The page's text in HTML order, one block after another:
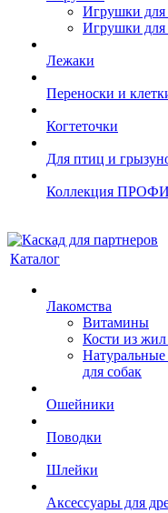
Игрушки для
Игрушки для
Лежаки
Переноски и
Когтеточки
Для птиц и
Коллекция ПРОФИ
Каталог
Лакомства
Витамины
Кости из жил
Натуральные
для собак
Ошейники
Поводки
Шлейки
Аксессуары для